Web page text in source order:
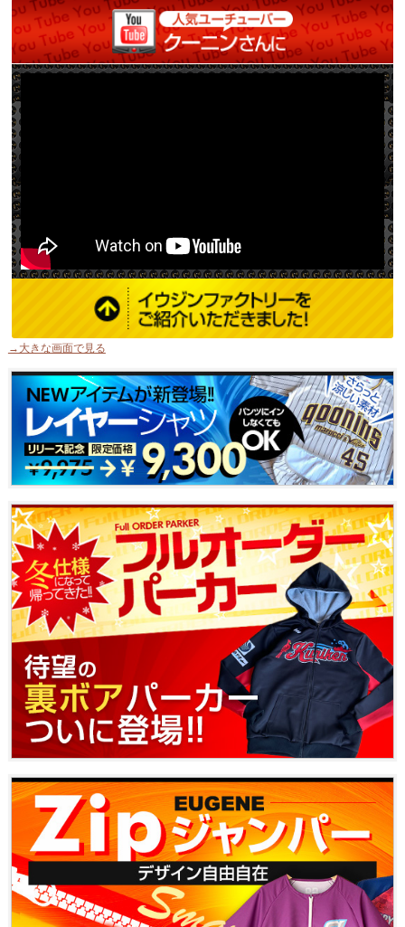
→大きな画面で見る